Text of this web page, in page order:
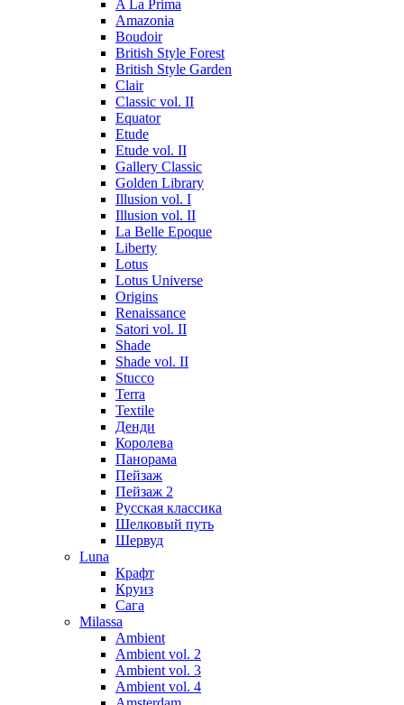
A La Prima
Amazonia
Boudoir
British Style Forest
British Style Garden
Clair
Classic vol. II
Equator
Etude
Etude vol. II
Gallery Classic
Golden Library
Illusion vol. I
Illusion vol. II
La Belle Epoque
Liberty
Lotus
Lotus Universe
Origins
Renaissance
Satori vol. II
Shade
Shade vol. II
Stucco
Terra
Textile
Денди
Королева
Панорама
Пейзаж
Пейзаж 2
Русская классика
Шелковый путь
Шервуд
Luna
Крафт
Круиз
Сага
Milassa
Ambient
Ambient vol. 2
Ambient vol. 3
Ambient vol. 4